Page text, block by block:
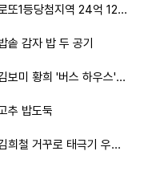
된
또1등당첨지역 24억 1236
솥 감자 밥 두 공기
보미 황희 '버스 하우스' 국힘
추 밥도둑
희철 거꾸로 태극기 우리나